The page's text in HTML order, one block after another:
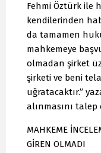
Fehmi Öztürk ile
kendilerinden
da tamamen
mahkemeye
olmadan şirket
şirketi ve beni
uğratacaktır.”
alınmasını talep
MAHKEME
GİREN OLMADI